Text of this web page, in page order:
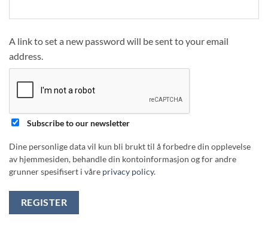
A link to set a new password will be sent to your email
address.
Subscribe to our newsletter
Dine personlige data vil kun bli brukt til å forbedre din opplevelse
av hjemmesiden, behandle din kontoinformasjon og for andre
grunner spesifisert i våre privacy policy.
REGISTER